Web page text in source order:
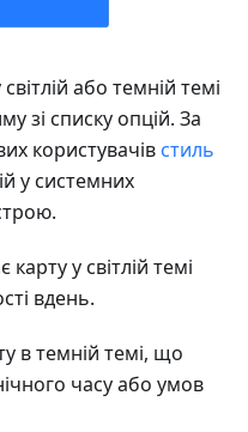
або темній темі
зі списку опцій. За
користувачів стиль
у системних
у світлій темі
вдень.
в темній темі, що
часу або умов